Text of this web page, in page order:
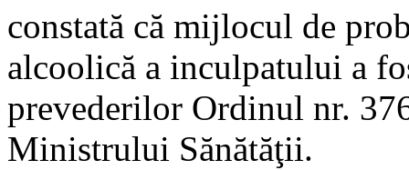
constată că mijlocul de
alcoolică a inculpatului a
prevederilor Ordinul nr.
Ministrului Sănătăţii.